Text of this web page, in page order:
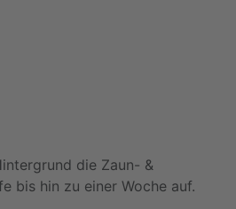
die Zaun- &
bis hin zu einer Woche auf.